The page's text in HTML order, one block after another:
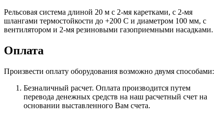
Рельсовая система длиной 20 м с 2-мя каретками, с 2-мя
шлангами термостойкости до +200 С и диаметром 100 мм, с
вентилятором и 2-мя резиновыми газоприемными насадками.
Оплата
Произвести оплату оборудования возможно двумя способами:
Безналичный расчет. Оплата производится путем
перевода денежных средств на наш расчетный счет на
основании выставленного Вам счета.